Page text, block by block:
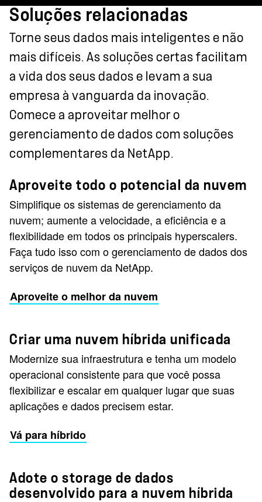
Soluções relacionadas
Torne seus dados mais inteligentes e não
mais difíceis. As soluções certas facilitam
a vida dos seus dados e levam a sua
empresa à vanguarda da inovação.
Comece a aproveitar melhor o
gerenciamento de dados com soluções
complementares da NetApp.
Aproveite todo o potencial da nuvem
Simplifique os sistemas de gerenciamento da
nuvem; aumente a velocidade, a eficiência e a
flexibilidade em todos os principais hyperscalers.
Faça tudo isso com o gerenciamento de dados dos
serviços de nuvem da NetApp.
Aproveite o melhor da nuvem
Criar uma nuvem híbrida unificada
Modernize sua infraestrutura e tenha um modelo
operacional consistente para que você possa
flexibilizar e escalar em qualquer lugar que suas
aplicações e dados precisem estar.
Vá para híbrido
Adote o storage de dados
desenvolvido para a nuvem híbrida